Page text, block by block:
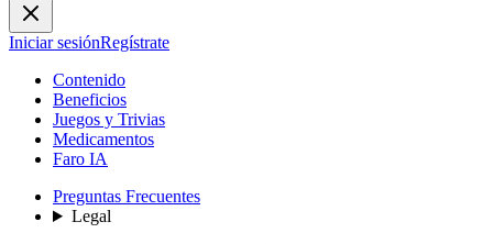
Iniciar sesiónRegístrate
Contenido
Beneficios
Juegos y Trivias
Medicamentos
Faro IA
Preguntas Frecuentes
Legal